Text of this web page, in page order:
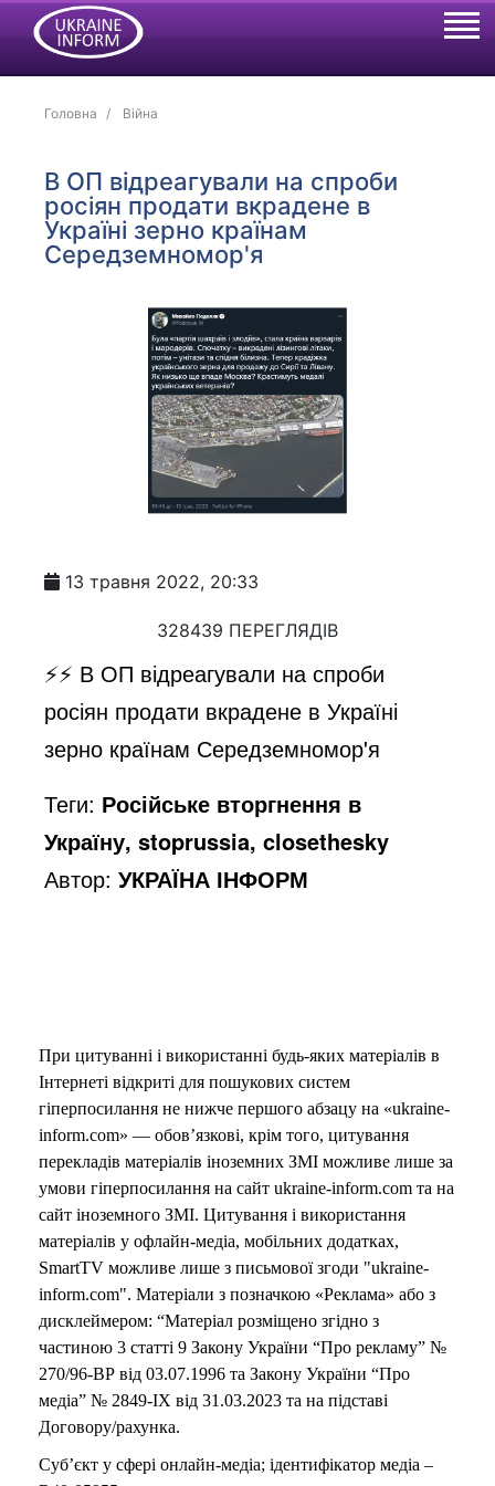
Головна Війна
В ОП відреагували на спроби
росіян продати вкрадене в
Україні зерно країнам
Середземномор'я
13 травня 2022, 20:33
328439 ПЕРЕГЛЯДІВ
⚡️⚡️ В ОП відреагували на спроби
росіян продати вкрадене в Україні
зерно країнам Середземномор'я
Теги: Російське вторгнення в
Україну, stoprussia, closethesky
Автор:УКРАЇНА ІНФОРМ
При цитуванні і використанні будь-яких матеріалів в
Інтернеті відкриті для пошукових систем
гіперпосилання не нижче першого абзацу на «ukraine-
inform.com» — обов’язкові, крім того, цитування
перекладів матеріалів іноземних ЗМІ можливе лише за
умови гіперпосилання на сайт ukraine-inform.com та на
сайт іноземного ЗМІ. Цитування і використання
матеріалів у офлайн-медіа, мобільних додатках,
SmartTV можливе лише з письмової згоди "ukraine-
inform.com". Матеріали з позначкою «Реклама» або з
дисклеймером: “Матеріал розміщено згідно з
частиною 3 статті 9 Закону України “Про рекламу” №
270/96-ВР від 03.07.1996 та Закону України “Про
медіа” № 2849-IX від 31.03.2023 та на підставі
Договору/рахунка.
Суб’єкт у сфері онлайн-медіа; ідентифікатор медіа –